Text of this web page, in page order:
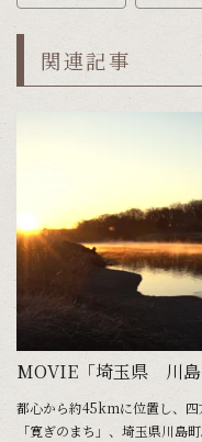
関連記事
MOVIE「埼玉県 川島
都心から約45kmに位置し、四
「寛ぎのまち」、埼玉県川島